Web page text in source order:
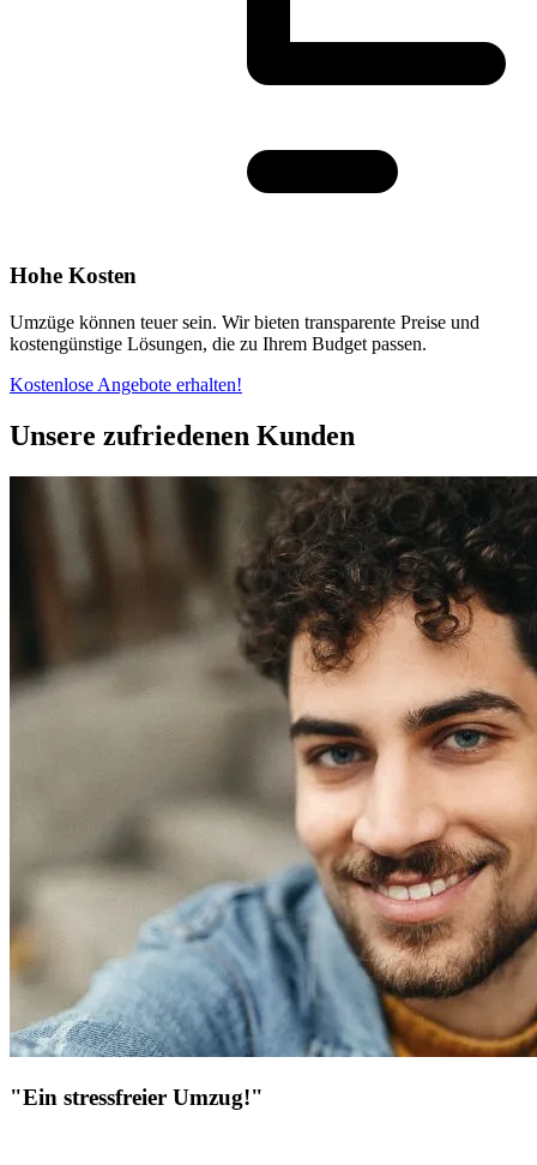
Hohe Kosten
Umzüge können teuer sein. Wir bieten transparente Preise und
kostengünstige Lösungen, die zu Ihrem Budget passen.
Kostenlose Angebote erhalten!
Unsere zufriedenen Kunden
"Ein stressfreier Umzug!"